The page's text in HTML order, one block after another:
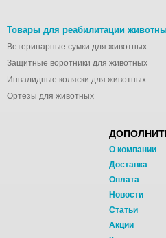
Товары для реабилитации
Ветеринарные сумки для животных
Защитные воротники для животных
Инвалидные коляски для животных
Ортезы для животных
О компании
Доставка
Оплата
Новости
Статьи
Акции